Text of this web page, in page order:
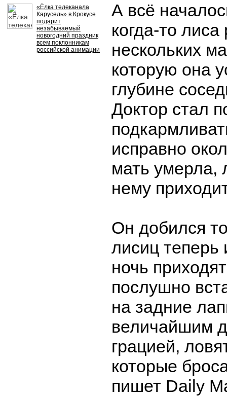
«Ёлка телеканала
Карусель» в Крокусе
подарит
незабываемый
новогодний праздник
всем поклонникам
российской анимации
А всё
когда-то
нескольких
которую она
глубине
Доктор стал
исправно
мать умерла,
нему
Он добился
лисиц
ночь
послушно
на задние
величайшим
грацией,
которые
пишет Daily